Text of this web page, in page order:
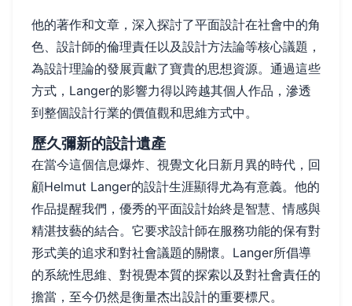
他的著作和文章，深入探討了平面設計在社會中的角
色、設計師的倫理責任以及設計方法論等核心議題，
為設計理論的發展貢獻了寶貴的思想資源。通過這些
方式，Langer的影響力得以跨越其個人作品，滲透
到整個設計行業的價值觀和思維方式中。
歷久彌新的設計遺產
在當今這個信息爆炸、視覺文化日新月異的時代，回
顧Helmut Langer的設計生涯顯得尤為有意義。他的
作品提醒我們，優秀的平面設計始終是智慧、情感與
精湛技藝的結合。它要求設計師在服務功能的保有對
形式美的追求和對社會議題的關懷。Langer所倡導
的系統性思維、對視覺本質的探索以及對社會責任的
擔當，至今仍然是衡量杰出設計的重要標尺。